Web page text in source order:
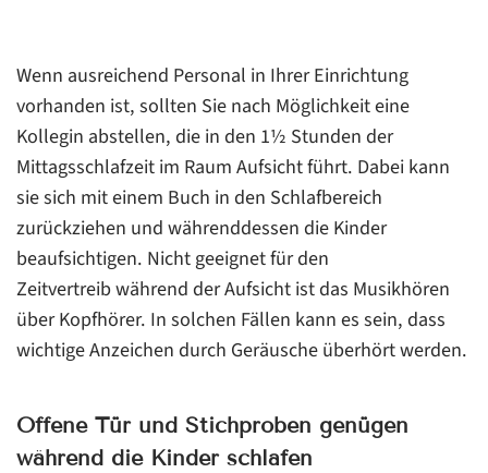
Wenn ausreichend Personal in Ihrer Einrichtung
vorhanden ist, sollten Sie nach Möglichkeit eine
Kollegin abstellen, die in den 1½ Stunden der
Mittagsschlafzeit im Raum Aufsicht führt. Dabei kann
sie sich mit einem Buch in den Schlafbereich
zurückziehen und währenddessen die Kinder
beaufsichtigen. Nicht geeignet für den
Zeitvertreib während der Aufsicht ist das Musikhören
über Kopfhörer. In solchen Fällen kann es sein, dass
wichtige Anzeichen durch Geräusche überhört werden.
Offene Tür und Stichproben genügen
während die Kinder schlafen